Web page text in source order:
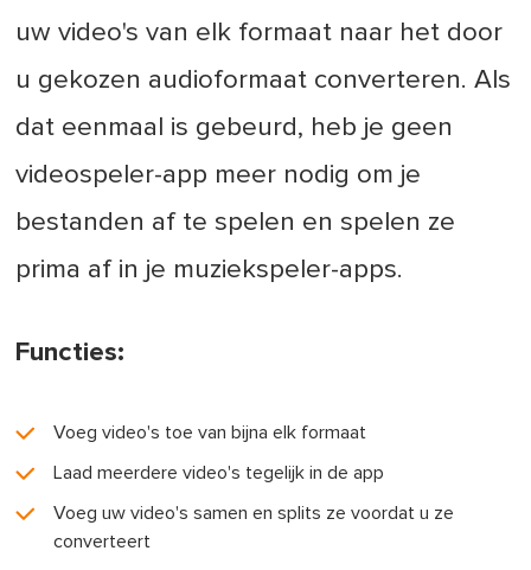
uw video's van elk formaat naar het door
u gekozen audioformaat converteren. Als
dat eenmaal is gebeurd, heb je geen
videospeler-app meer nodig om je
bestanden af te spelen en spelen ze
prima af in je muziekspeler-apps.
Functies:
Voeg video's toe van bijna elk formaat
Laad meerdere video's tegelijk in de app
Voeg uw video's samen en splits ze voordat u ze
converteert